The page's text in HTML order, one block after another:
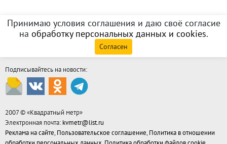
Принимаю условия соглашения и даю своё согласие
на обработку персональных данных и cookies.
Согласен
Подписывайтесь на новости:
2007 © «Квадратный метр»
Электронная почта: kvmetr@list.ru
Реклама на сайте, Пользовательское соглашение, Политика в отношении